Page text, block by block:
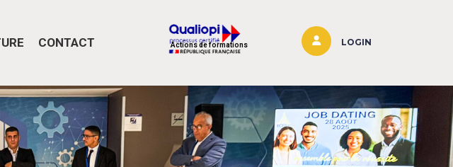
CONTACT Actions de formations LOGIN